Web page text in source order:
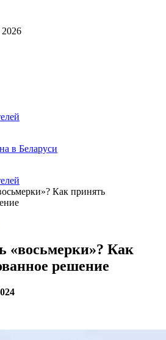
2026
в Беларуси
Как принять
«восьмерки»? Как
решение